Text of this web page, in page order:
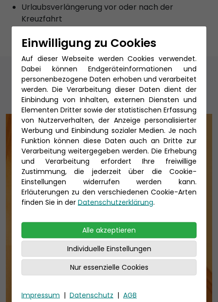
Urlaubsverlängerung vor oder nach der
Kreuzfahrt
Unsere Reiseexperten
Einwilligung zu Cookies
Auf dieser Webseite werden Cookies verwendet.
Dabei können Endgeräteinformationen und
personenbezogene Daten erhoben und verarbeitet
werden. Die Verarbeitung dieser Daten dient der
Einbindung von Inhalten, externen Diensten und
Elementen Dritter sowie der statistischen Erfassung
von Nutzerverhalten, der Anzeige personalisierter
Werbung und Einbindung sozialer Medien. Je nach
Funktion können diese Daten auch an Dritte zur
Verarbeitung weitergegeben werden. Die Erhebung
und Verarbeitung erfordert Ihre freiwillige
Zustimmung, die jederzeit über die Cookie-
Einstellungen widerrufen werden kann.
Erläuterungen zu den verschiedenen Cookie-Arten
finden Sie in der Datenschutzerklärung.
Alle akzeptieren
Individuelle Einstellungen
Nur essenzielle Cookies
Impressum | Datenschutz | AGB